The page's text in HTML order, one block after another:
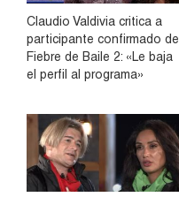
Claudio Valdivia critica a
participante confirmado de
Fiebre de Baile 2: «Le baja
el perfil al programa»